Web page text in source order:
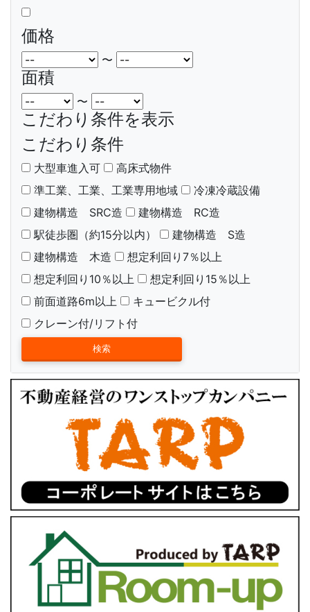
価格
〜
面積
〜
こだわり条件を表示
こだわり条件
大型車進入可
高床式物件
準工業、工業、工業専用地域
冷凍冷蔵設備
建物構造 SRC造
建物構造 RC造
駅徒歩圏（約15分以内）
建物構造 S造
建物構造 木造
想定利回り7％以上
想定利回り10％以上
想定利回り15％以上
前面道路6m以上
キュービクル付
クレーン付/リフト付